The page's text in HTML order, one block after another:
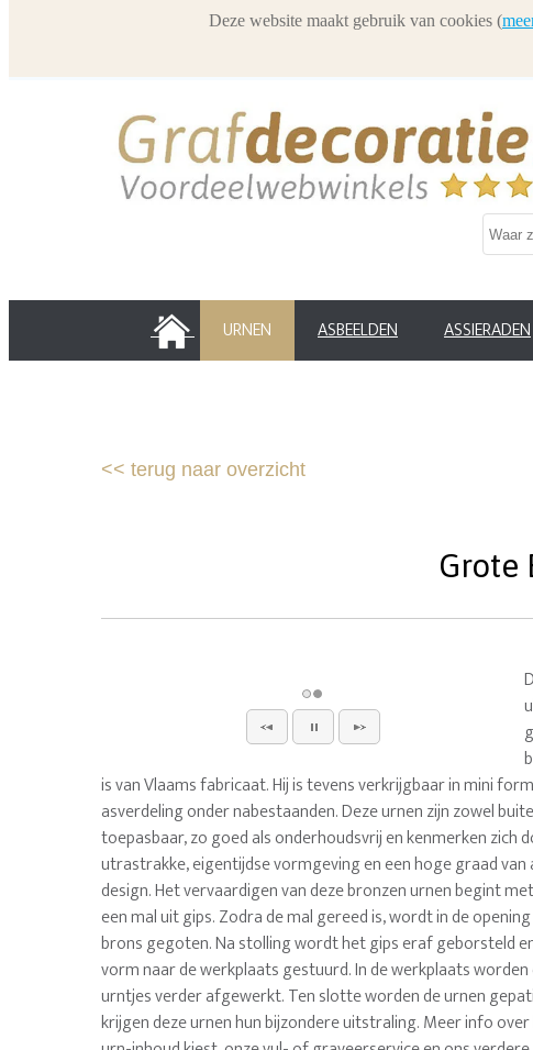
HOME URNEN ASBEELDEN ASSIERADEN
<< terug naar overzicht
Grote
is van Vlaams fabricaat. Hij is tevens verkrijgbaar in mini
asverdeling onder nabestaanden. Deze urnen zijn zowel
toepasbaar, zo goed als onderhoudsvrij en kenmerken zich
utrastrakke, eigentijdse vormgeving en een hoge graad
design. Het vervaardigen van deze bronzen urnen begint
een mal uit gips. Zodra de mal gereed is, wordt in de
brons gegoten. Na stolling wordt het gips eraf geborsteld
vorm naar de werkplaats gestuurd. In de werkplaats
urntjes verder afgewerkt. Ten slotte worden de urnen
krijgen deze urnen hun bijzondere uitstraling. Meer info
Deze website maakt gebruik van cookies (